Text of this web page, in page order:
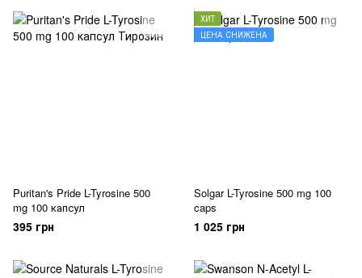
Puritan's Pride L-Tyrosine 500
mg 100 капсул
395 грн
ХИТ
ЦЕНА СНИЖЕНА
Solgar L-Tyrosine 500 mg 100
caps
1 025 грн